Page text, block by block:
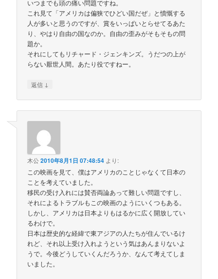
いつまでも頭の痛い問題ですね。
これ見て「アメリカは偏狭でひどい国だぜ」と憤慨する
人が多いと思うのですが、賞をいっぱいとらせてるあた
り、やはり自由の国なのか。自由の歪みがそもそもの問
題か。
それにしてもリチャード・ジェンキンズ。うだつの上が
らない厭世人間。あたり役ですねー。
返信 ↓
木公2010年8月1日 07:48:54 より:
この映画を見て、僕はアメリカのことじゃなくて日本の
ことを考えていました。
移民の受け入れには賛否両論あって難しい問題ですし、
それによるトラブルもこの映画のようにいくつもある。
しかし、アメリカは日本よりもはるかに広く開放してい
るわけで。
日本は歴史的な経緯で東アジアの人たちが住んでいるけ
れど、それ以上受け入れようという気はあんまりないよ
うで。今後どうしていくんだろうか、なんて考えてしま
いました。